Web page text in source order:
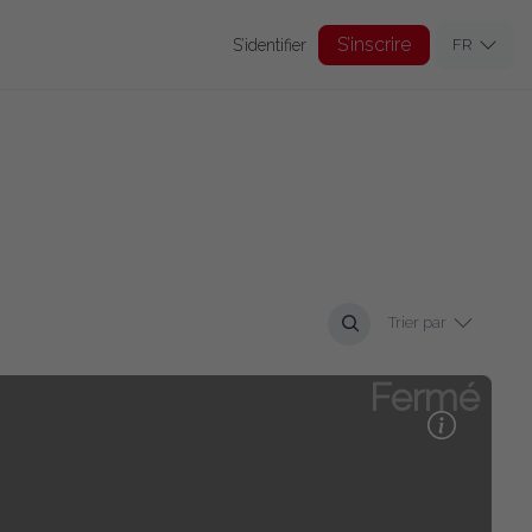
S’identifier S’inscrire FR
Trier par
Fermé